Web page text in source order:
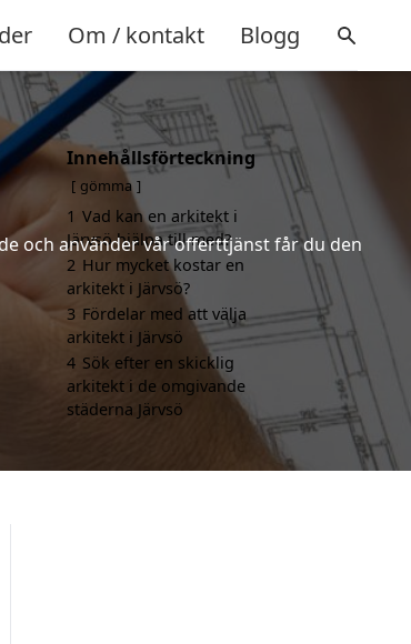
Om / kontakt Blogg
och använder vår offerttjänst får du den
Innehållsförteckning
gömma
1 Vad kan en arkitekt i
Järvsö hjälpa till med?
2 Hur mycket kostar en
arkitekt i Järvsö?
3 Fördelar med att välja
arkitekt i Järvsö
4 Sök efter en skicklig
arkitekt i de omgivande
städerna Järvsö